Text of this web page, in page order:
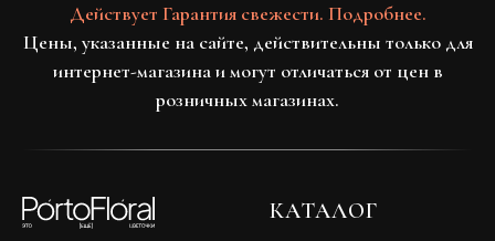
Действует Гарантия свежести. Подробнее.
Цены, указанные на сайте, действительны только для
интернет-магазина и могут отличаться от цен в
розничных магазинах.
КАТАЛОГ